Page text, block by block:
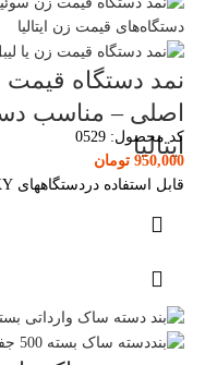
اصلی – مناسب
ایتالیا
کد محصول: 0529
950,000 تومان
قابل استفاده دردستگاههای SKY و SMART